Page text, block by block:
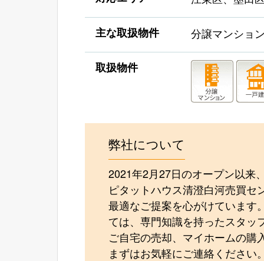
主な取扱物件 分譲マンショ
取扱物件
弊社について
2021年2月27日のオープン以来
ピタットハウス清澄白河売買
最適なご提案を心がけています
ては、専門知識を持ったスタッ
ご自宅の売却、マイホームの購
まずはお気軽にご連絡ください。